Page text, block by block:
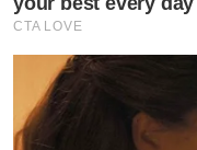
CTA LOVE